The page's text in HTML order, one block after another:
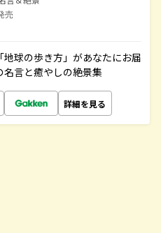
売
球の歩き方」があなたにお届
言と癒やしの絶景集
詳細を見る